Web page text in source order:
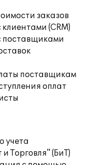
заказов
(CRM)
поставщиками
поставщикам
оплат
учета
Торговля" (БиТ)